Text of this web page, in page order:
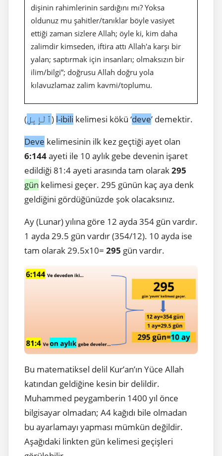
dişinin rahimlerinin sardığını mı? Yoksa
oldunuz mu şahitler/tanıklar böyle vasiyet
ettiği zaman sizlere Allah; öyle ki, kim daha
zalimdir kimseden, iftira attı Allah'a karşı bir
yalan; saptırmak için insanları; olmaksızın bir
ilim/bilgi”; doğrusu Allah doğru yola
kılavuzlamaz zalim kavmi/toplumu.
(ٱلْإِبِلِ) l-ibili kelimesi kökü ‘deve’ demektir.
Deve kelimesinin ilk kez geçtiği ayet olan
6:144ayeti ile 10 aylık gebe devenin işaret
edildiği 81:4 ayeti arasında tam olarak295
gün kelimesi geçer. 295 günün kaç aya denk
geldiğini gördüğünüzde şok olacaksınız.
Ay (Lunar) yılına göre 12 ayda 354 gün vardır.
1 ayda 29.5 gün vardır (354/12). 10 ayda ise
tam olarak 29.5x10= 295 gün vardır.
Bu matematiksel delil Kur’an’ın Yüce Allah
katından geldiğine kesin bir delildir.
Muhammed peygamberin 1400 yıl önce
bilgisayar olmadan; A4 kağıdı bile olmadan
bu ayarlamayı yapması mümkün değildir.
Aşağıdaki linkten gün kelimesi geçişleri